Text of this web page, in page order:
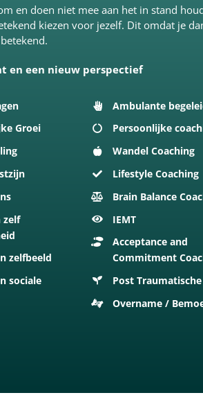
en doen niet mee aan het in stand
kiezen voor jezelf. Dit omdat je
en een nieuw perspectief
Groei
zelf
zelfbeeld
sociale
Ambulante
Persoonlijke
Wandel Coaching
Lifestyle Coaching
Brain Balance
IEMT
Acceptance and
Commitment
Post
Overname /